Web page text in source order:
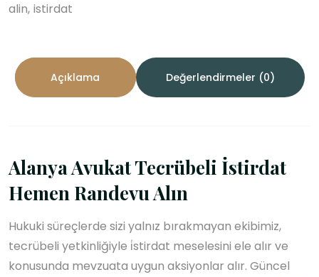
alin istirdat
Açıklama Değerlendirmeler (0)
Alanya Avukat Tecrübeli İstirdat
Hemen Randevu Alın
Hukuki süreçlerde sizi yalnız bırakmayan ekibimiz,
tecrübeli yetkinliğiyle i̇stirdat meselesini ele alır ve
konusunda mevzuata uygun aksiyonlar alır. Güncel